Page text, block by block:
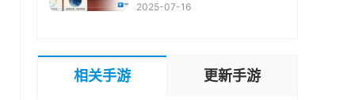
2025-07-16
相关手游 更新手游